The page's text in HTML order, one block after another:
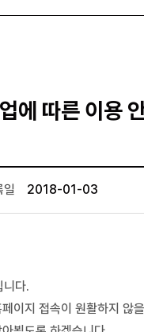
에 따른 이용
일 2018-01-03
니다.
이지 접속이 원활하지 않